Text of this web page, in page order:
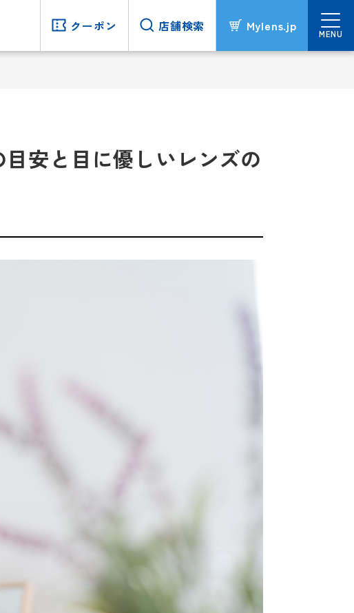
クーポン 店舗検索 Mylens.jp
MENU
安と目に優しいレンズの
クーポン 店舗検索 Mylens.jp
MENU